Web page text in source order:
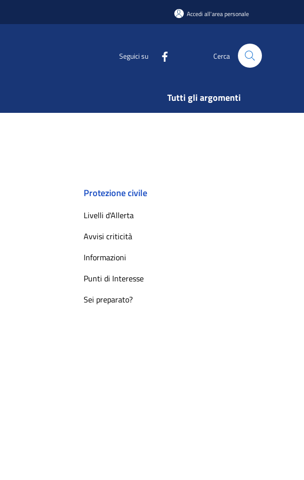
Accedi all'area personale
Seguici su Cerca
Tutti gli argomenti
Protezione civile
Livelli d'Allerta
Avvisi criticità
Informazioni
Punti di Interesse
Sei preparato?